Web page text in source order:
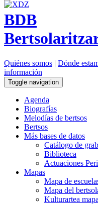
BDB
Quiénes somos | Dónde
información
Toggle navigation
Agenda
Biografías
Melodías de bertsos
Bertsos
Más bases de datos
Catálogo de
Biblioteca
Actuaciones
Mapas
Mapa de
Mapa del
Kulturartea mapa